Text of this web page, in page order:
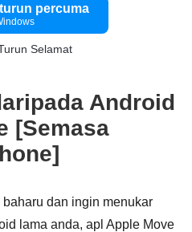
percuma
Selamat
Android
[Semasa
dan ingin menukar
lama anda, apl Apple Move